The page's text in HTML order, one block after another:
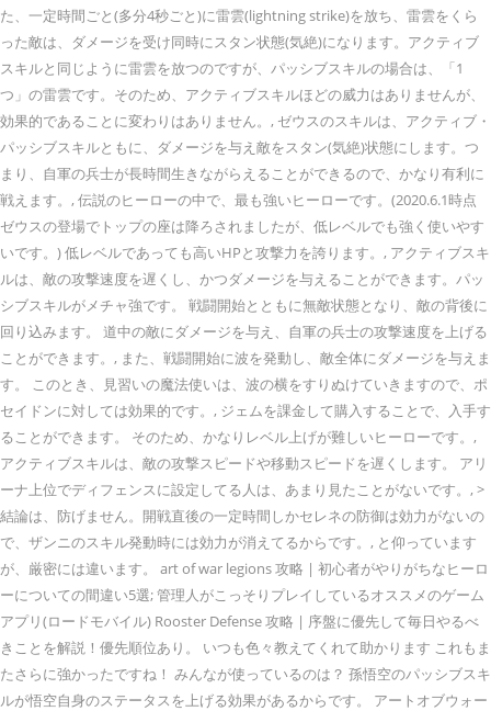
た、一定時間ごと(多分4秒ごと)に雷雲(lightning strike)を放ち、雷雲をくら
った敵は、ダメージを受け同時にスタン状態(気絶)になります。アクティブ
スキルと同じように雷雲を放つのですが、パッシブスキルの場合は、「1
つ」の雷雲です。そのため、アクティブスキルほどの威力はありませんが、
効果的であることに変わりはありません。, ゼウスのスキルは、アクティブ・
パッシブスキルともに、ダメージを与え敵をスタン(気絶)状態にします。つ
まり、自軍の兵士が長時間生きながらえることができるので、かなり有利に
戦えます。, 伝説のヒーローの中で、最も強いヒーローです。(2020.6.1時点
ゼウスの登場でトップの座は降ろされましたが、低レベルでも強く使いやす
いです。) 低レベルであっても高いHPと攻撃力を誇ります。, アクティブスキ
ルは、敵の攻撃速度を遅くし、かつダメージを与えることができます。パッ
シブスキルがメチャ強です。 戦闘開始とともに無敵状態となり、敵の背後に
回り込みます。 道中の敵にダメージを与え、自軍の兵士の攻撃速度を上げる
ことができます。, また、戦闘開始に波を発動し、敵全体にダメージを与えま
す。 このとき、見習いの魔法使いは、波の横をすりぬけていきますので、ポ
セイドンに対しては効果的です。, ジェムを課金して購入することで、入手す
ることができます。 そのため、かなりレベル上げが難しいヒーローです。,
アクティブスキルは、敵の攻撃スピードや移動スピードを遅くします。 アリ
ーナ上位でディフェンスに設定してる人は、あまり見たことがないです。, >
結論は、防げません。開戦直後の一定時間しかセレネの防御は効力がないの
で、ザンニのスキル発動時には効力が消えてるからです。, と仰っています
が、厳密には違います。 art of war legions 攻略 | 初心者がやりがちなヒーロ
ーについての間違い5選; 管理人がこっそりプレイしているオススメのゲーム
アプリ(ロードモバイル) Rooster Defense 攻略 | 序盤に優先して毎日やるべ
きことを解説！優先順位あり。 いつも色々教えてくれて助かります これもま
たさらに強かったですね！ みんなが使っているのは？ 孫悟空のパッシブスキ
ルが悟空自身のステータスを上げる効果があるからです。 アートオブウォー